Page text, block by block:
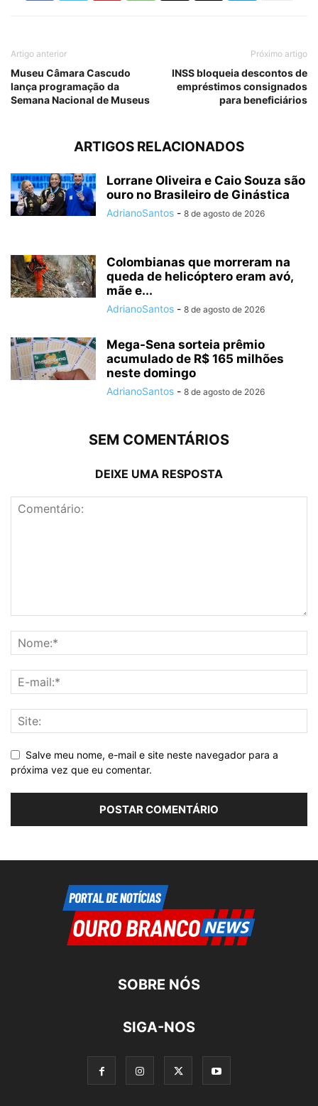
Artigo anterior
Museu Câmara Cascudo
lança programação da
Semana Nacional de Museus
Próximo artigo
INSS bloqueia descontos de
empréstimos consignados
para beneficiários
ARTIGOS RELACIONADOS
Lorrane Oliveira e Caio Souza são
ouro no Brasileiro de Ginástica
AdrianoSantos - 8 de agosto de 2026
Colombianas que morreram na
queda de helicóptero eram avó,
mãe e...
AdrianoSantos - 8 de agosto de 2026
Mega-Sena sorteia prêmio
acumulado de R$ 165 milhões
neste domingo
AdrianoSantos - 8 de agosto de 2026
SEM COMENTÁRIOS
DEIXE UMA RESPOSTA
Salve meu nome, e-mail e site neste navegador para a
próxima vez que eu comentar.
SOBRE NÓS
SIGA-NOS